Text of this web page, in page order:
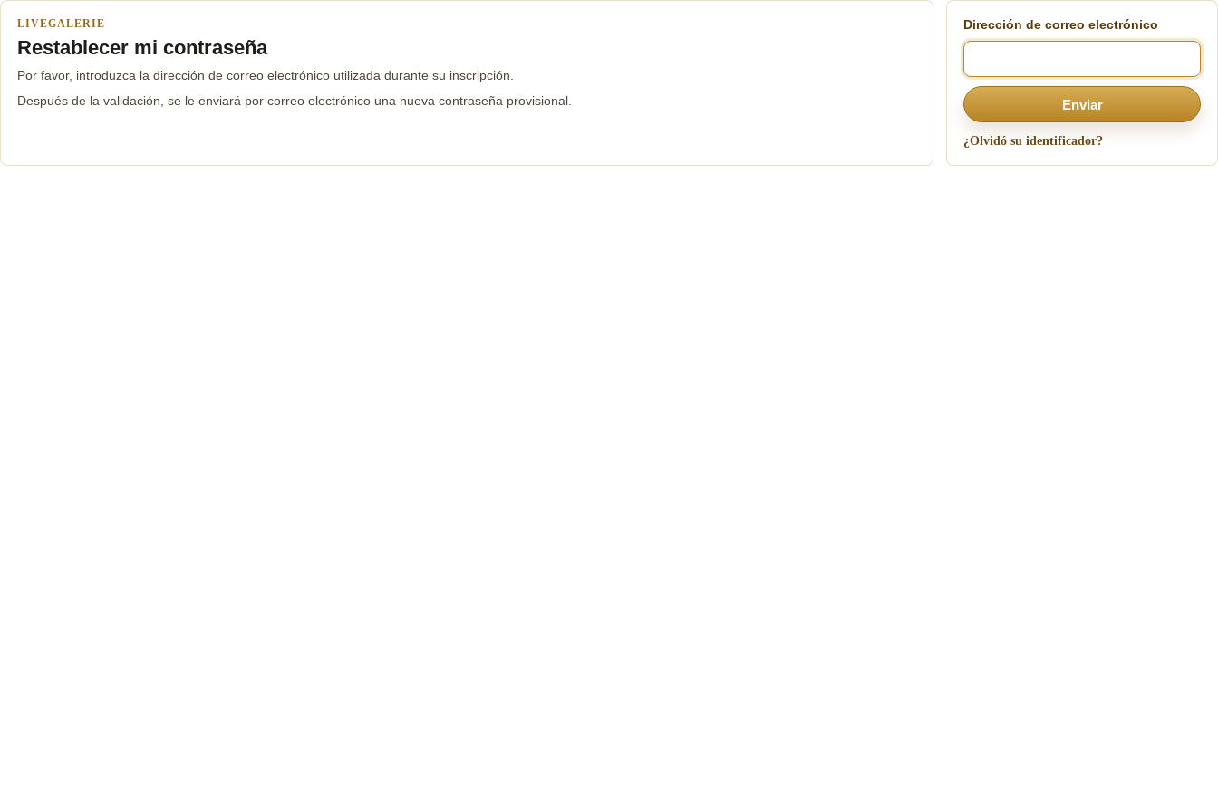
LIVEGALERIE
Restablecer mi contraseña
Por favor, introduzca la dirección de correo electrónico utilizada durante su inscripción.
Después de la validación, se le enviará por correo electrónico una nueva contraseña provisional.
Dirección de correo electrónico
Enviar
¿Olvidó su identificador?